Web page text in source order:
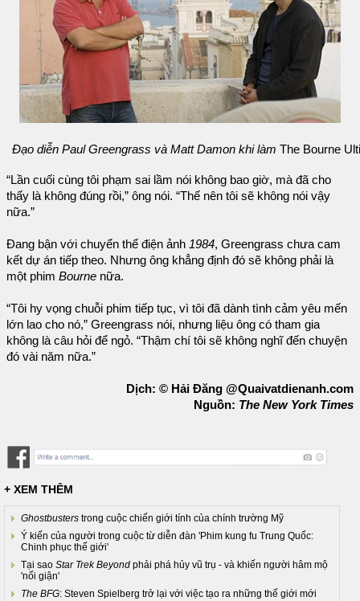
Đạo diễn Paul Greengrass và Matt Damon khi làm The Bourne
“Lần cuối cùng tôi phạm sai lầm nói không bao giờ, mà đã cho
thấy là không đúng rồi,” ông nói. “Thế nên tôi sẽ không nói vậy
nữa.”
Đang bận với chuyển thể điện ảnh 1984, Greengrass chưa cam
kết dự án tiếp theo. Nhưng ông khẳng định đó sẽ không phải là
một phim Bourne nữa.
“Tôi hy vọng chuỗi phim tiếp tục, vì tôi đã dành tình cảm yêu mến
lớn lao cho nó,” Greengrass nói, nhưng liệu ông có tham gia
không là câu hỏi để ngỏ. “Thậm chí tôi sẽ không nghĩ đến chuyện
đó vài năm nữa.”
Dịch: © Hải Đăng @Quaivatdienanh.com
Nguồn: The New York Times
+ XEM THÊM
Ghostbusters trong cuộc chiến giới tính của chính trường Mỹ
Ý kiến của người trong cuộc từ diễn đàn 'Phim kung fu Trung Quốc:
Chinh phục thế giới'
Tại sao Star Trek Beyond phải phá hủy vũ trụ - và khiến người hâm mộ
'nổi giận'
The BFG: Steven Spielberg trở lại với việc tạo ra những thế giới mới